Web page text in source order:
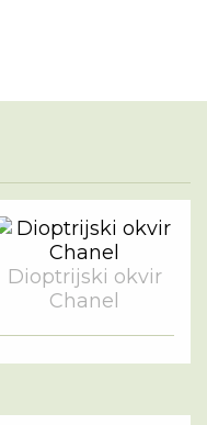
Dioptrijski okvir
Chanel